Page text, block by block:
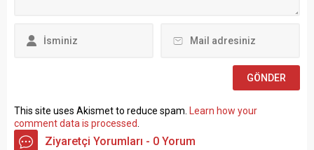
Sosyal Çalışmacı; sözlü
This site uses Akismet to reduce spam.
Learn how your
comment data is processed
Ziyaretçi Yorumları - 0 Yorum